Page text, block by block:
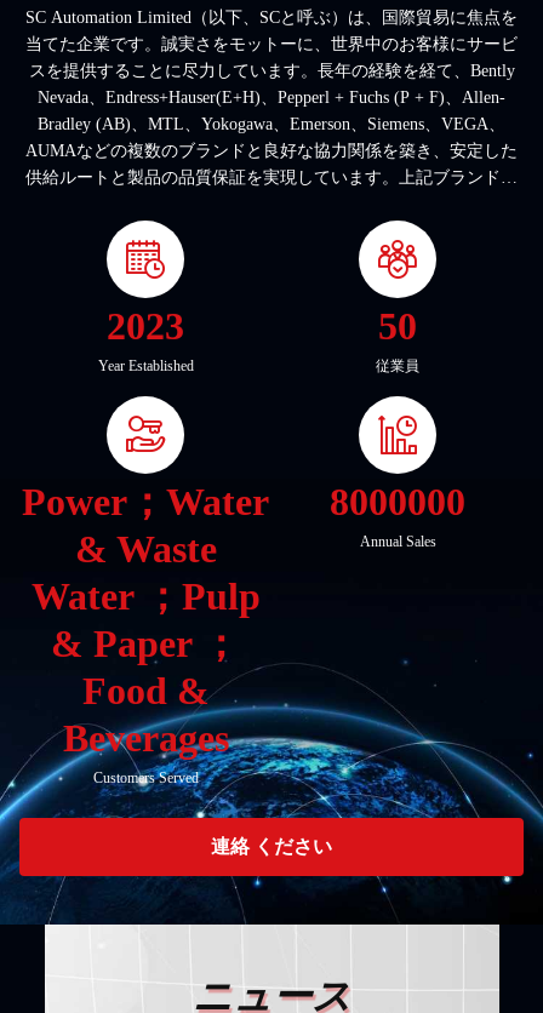
SC Automation Limited（以下、SCと呼ぶ）は、国際貿易に焦点を
当てた企業です。誠実さをモットーに、世界中のお客様にサービ
スを提供することに尽力しています。長年の経験を経て、Bently
Nevada、Endress+Hauser(E+H)、Pepperl + Fuchs (P + F)、Allen-
Bradley (AB)、MTL、Yokogawa、Emerson、Siemens、VEGA、
AUMAなどの複数のブランドと良好な協力関係を築き、安定した
供給ルートと製品の品質保証を実現しています。上記ブランドの
できます。私たちのサービスにご満足いただけると信じており、
世界中の皆様との友好的な協力関係を築くことを歓迎いたしま
2023
Year Established
50
従業員
Power；Water
& Waste
Water ；Pulp
& Paper ；
Food &
Beverages
Customers Served
8000000
Annual Sales
連絡 ください
ニュース